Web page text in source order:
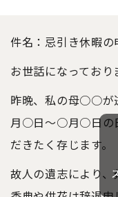
件名：忌引き休暇の
お世話になってお
昨晩、私の母○○が
月○日〜○月○日の
だきたく存じます。
故人の遺志により、